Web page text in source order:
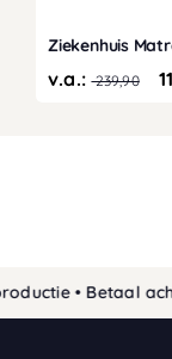
Ziekenhuis
v.a.:239,90
• Betaal